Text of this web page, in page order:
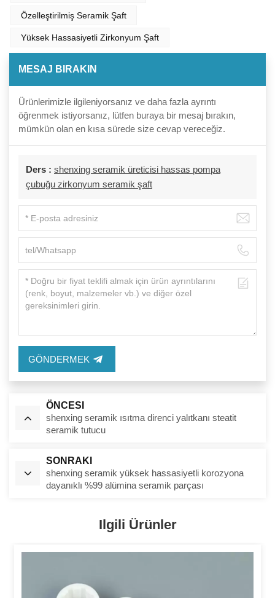
Özelleştirilmiş Seramik Şaft
Yüksek Hassasiyetli Zirkonyum Şaft
MESAJ BIRAKIN
Ürünlerimizle ilgileniyorsanız ve daha fazla ayrıntı
öğrenmek istiyorsanız, lütfen buraya bir mesaj bırakın,
mümkün olan en kısa sürede size cevap vereceğiz.
Ders : shenxing seramik üreticisi hassas pompa
çubuğu zirkonyum seramik şaft
GÖNDERMEK
ÖNCESI
shenxing seramik ısıtma direnci yalıtkanı steatit
seramik tutucu
SONRAKI
shenxing seramik yüksek hassasiyetli korozyona
dayanıklı %99 alümina seramik parçası
Ilgili Ürünler